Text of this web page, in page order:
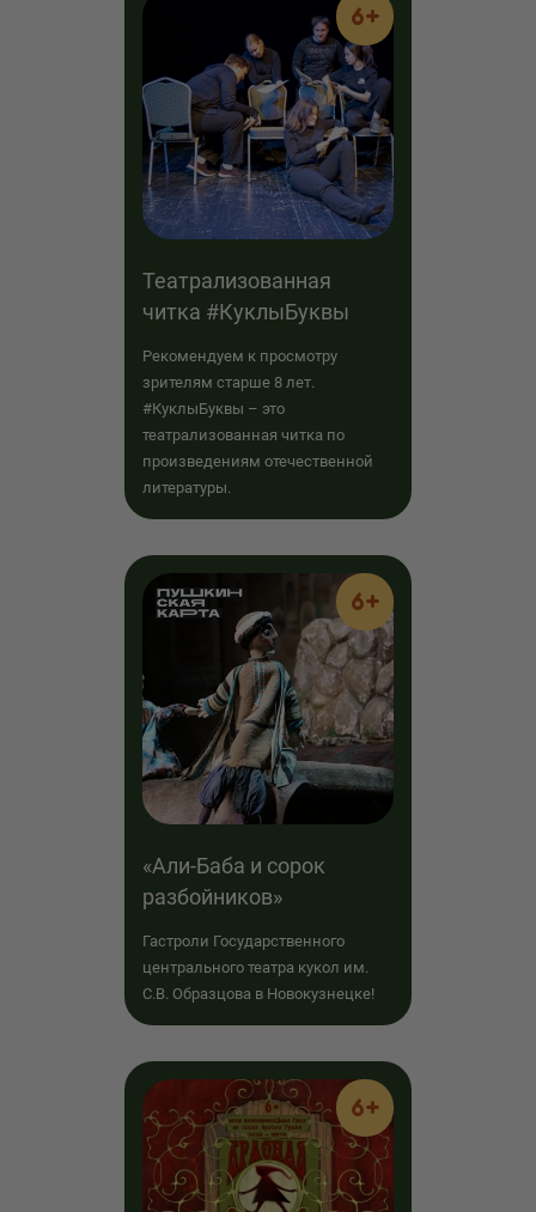
6+
Театрализованная
читка #КуклыБуквы
Рекомендуем к просмотру
зрителям старше 8 лет.
#КуклыБуквы – это
театрализованная читка по
произведениям отечественной
литературы.
6+
«Али-Баба и сорок
разбойников»
Гастроли Государственного
центрального театра кукол им.
С.В. Образцова в Новокузнецке!
6+